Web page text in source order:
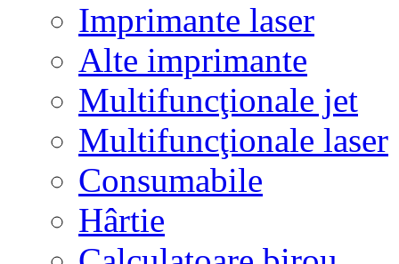
Imprimante laser
Alte imprimante
Multifuncţionale jet
Multifuncţionale laser
Consumabile
Hârtie